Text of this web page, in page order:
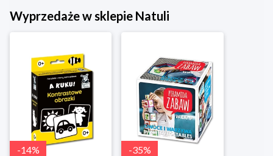
Wyprzedaże w sklepie Natuli
-14% -35%